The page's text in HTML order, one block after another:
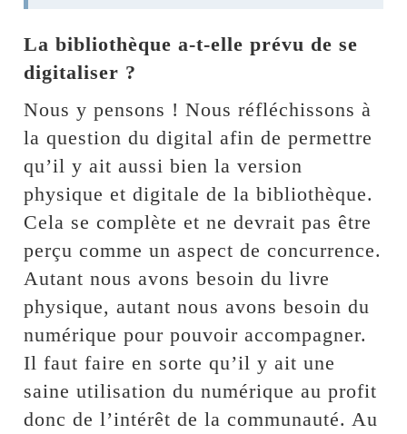
La bibliothèque a-t-elle prévu de se
digitaliser ?
Nous y pensons ! Nous réfléchissons à
la question du digital afin de permettre
qu’il y ait aussi bien la version
physique et digitale de la bibliothèque.
Cela se complète et ne devrait pas être
perçu comme un aspect de concurrence.
Autant nous avons besoin du livre
physique, autant nous avons besoin du
numérique pour pouvoir accompagner.
Il faut faire en sorte qu’il y ait une
saine utilisation du numérique au profit
donc de l’intérêt de la communauté. Au